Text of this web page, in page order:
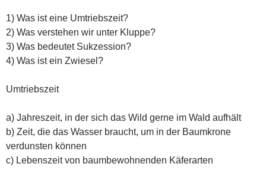
1) Was ist eine Umtriebszeit?
2) Was verstehen wir unter Kluppe?
3) Was bedeutet Sukzession?
4) Was ist ein Zwiesel?
Umtriebszeit
a) Jahreszeit, in der sich das Wild gerne im Wald aufhält
b) Zeit, die das Wasser braucht, um in der Baumkrone
verdunsten können
c) Lebenszeit von baumbewohnenden Käferarten